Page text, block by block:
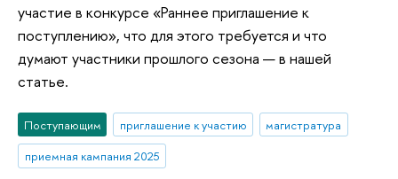
участие в конкурсе «Раннее приглашение к
поступлению», что для этого требуется и что
думают участники прошлого сезона — в нашей
статье.
Поступающим приглашение к участию
магистратура
приемная кампания 2025